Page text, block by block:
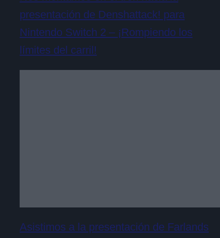
presentación de Denshattack! para
Nintendo Switch 2 – ¡Rompiendo los
límites del carril!
Asistimos a la presentación de Farlands